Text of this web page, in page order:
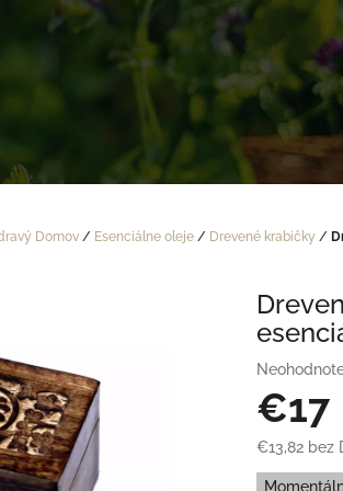
Domov / Esenciálne oleje / Drevené krabičky /
Priemerné
hodnotenie
produktu
0,0
z
€17
€13,82 bez
Jednotková